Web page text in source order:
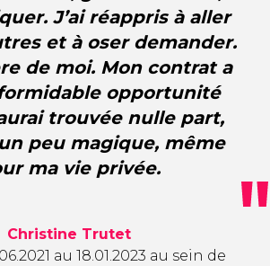
J’ai réappris à aller
et à oser demander.
de moi. Mon contrat a
opportunité
trouvée nulle part,
peu magique, même
ma vie privée.
Christine Trutet
au 18.01.2023 au sein de